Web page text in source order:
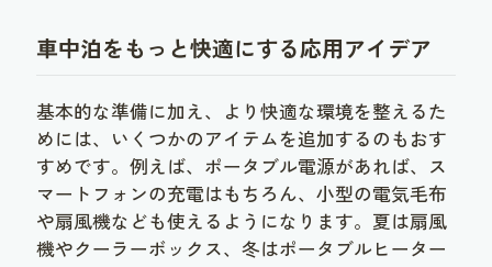
車中泊をもっと快適にする応用アイデア
基本的な準備に加え、より快適な環境を整えるた
めには、いくつかのアイテムを追加するのもおす
すめです。例えば、ポータブル電源があれば、ス
マートフォンの充電はもちろん、小型の電気毛布
や扇風機なども使えるようになります。夏は扇風
機やクーラーボックス、冬はポータブルヒーター